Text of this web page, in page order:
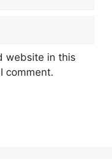
website in this
comment.